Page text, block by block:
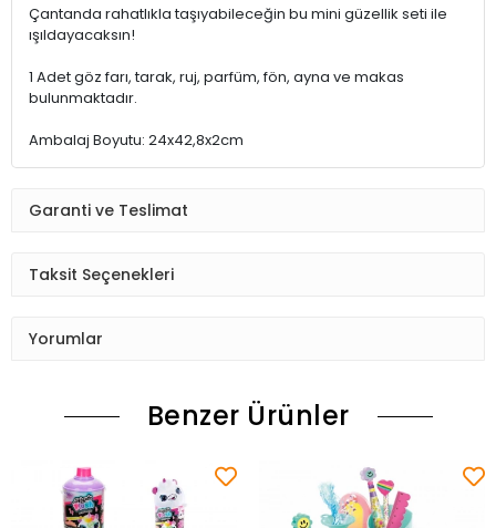
Çantanda rahatlıkla taşıyabileceğin bu mini güzellik seti ile
ışıldayacaksın!
1 Adet göz farı, tarak, ruj, parfüm, fön, ayna ve makas
bulunmaktadır.
Ambalaj Boyutu: 24x42,8x2cm
Garanti ve Teslimat
Taksit Seçenekleri
Yorumlar
Benzer Ürünler